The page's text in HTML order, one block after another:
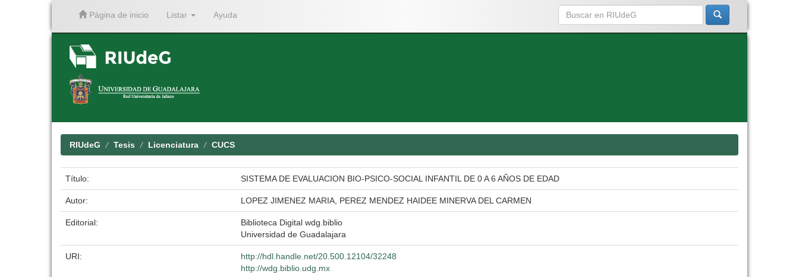
Página de inicio Listar Ayuda
RIUdeG Tesis Licenciatura CUCS
Título: SISTEMA DE EVALUACION BIO-PSICO-SOCIAL INFANTIL DE 0 A 6 AÑOS DE EDAD
Autor: LOPEZ JIMENEZ MARIA, PEREZ MENDEZ HAIDEE MINERVA DEL CARMEN
Editorial:
Biblioteca Digital wdg.biblio
Universidad de Guadalajara
URI:
http://hdl.handle.net/20.500.12104/32248
http://wdg.biblio.udg.mx